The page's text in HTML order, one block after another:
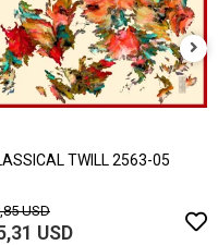
TWILL 2563-05
USD
USD